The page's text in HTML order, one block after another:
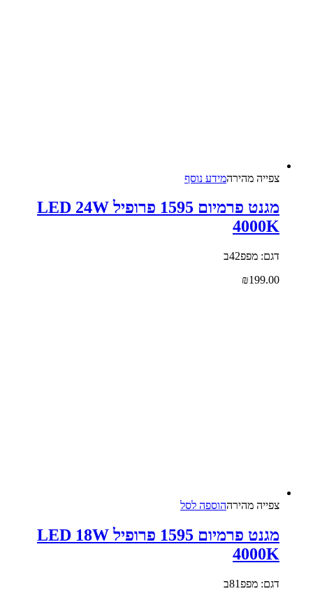
צפייה‬ ‫מהירה‬מידע נוסף
מגנט פרמיום 1595 פרופיל LED 24W
4000K
דגם: מפפ42ב
₪199.00
צפייה‬ ‫מהירה‬הוספה לסל
מגנט פרמיום 1595 פרופיל LED 18W
4000K
דגם: מפפ81ב